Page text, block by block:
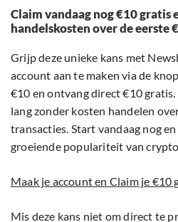
Claim vandaag nog €10 gratis
handelskosten over de eerste
Grijp deze unieke kans met
account aan te maken via de
€10 en ontvang direct €10
lang zonder kosten handelen
transacties. Start vandaag nog
groeiende populariteit van
Maak je account en Claim je €10
Mis deze kans niet om direct te